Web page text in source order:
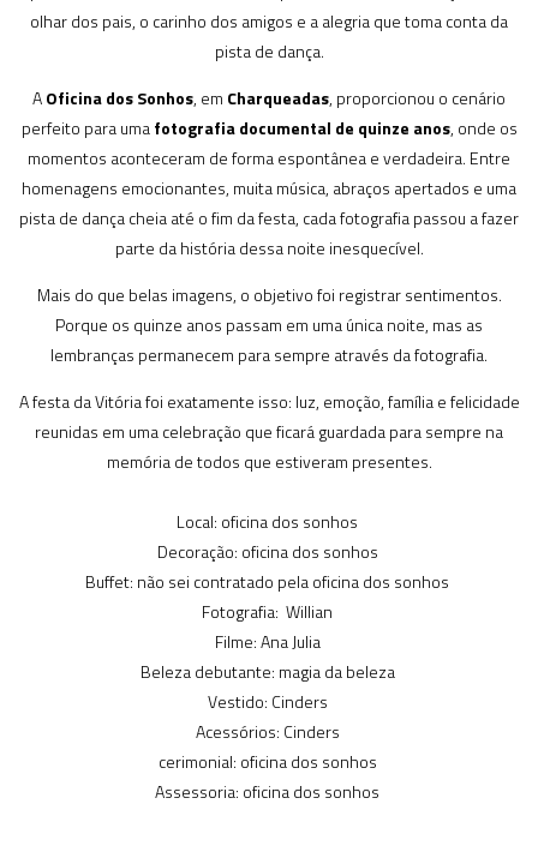
olhar dos pais, o carinho dos amigos e a alegria que toma conta da
pista de dança.
AOficina dos Sonhos, em Charqueadas, proporcionou o cenário
perfeito para umafotografia documental de quinze anos, onde os
momentos aconteceram de forma espontânea e verdadeira. Entre
homenagens emocionantes, muita música, abraços apertados e uma
pista de dança cheia até o fim da festa, cada fotografia passou a fazer
parte da história dessa noite inesquecível.
Mais do que belas imagens, o objetivo foi registrar sentimentos.
Porque os quinze anos passam em uma única noite, mas as
lembranças permanecem para sempre através da fotografia.
A festa da Vitória foi exatamente isso: luz, emoção, família e felicidade
reunidas em uma celebração que ficará guardada para sempre na
memória de todos que estiveram presentes.
Local: oficina dos sonhos
Decoração: oficina dos sonhos
Buffet: não sei contratado pela oficina dos sonhos
Fotografia: Willian
Filme: Ana Julia
Beleza debutante: magia da beleza
Vestido: Cinders
Acessórios: Cinders
cerimonial: oficina dos sonhos
Assessoria: oficina dos sonhos